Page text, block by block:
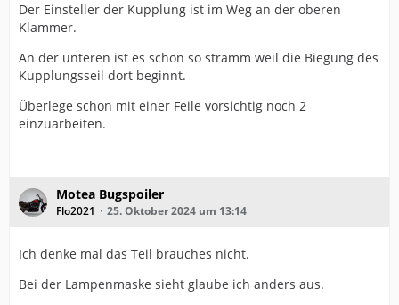
Der Einsteller der Kupplung ist im Weg an der oberen
Klammer.
An der unteren ist es schon so stramm weil die Biegung des
Kupplungsseil dort beginnt.
Überlege schon mit einer Feile vorsichtig noch 2
einzuarbeiten.
Motea Bugspoiler
Flo2021 25. Oktober 2024 um 13:14
Ich denke mal das Teil brauches nicht.
Bei der Lampenmaske sieht glaube ich anders aus.